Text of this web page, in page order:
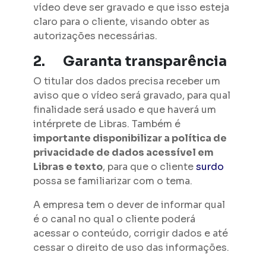
vídeo deve ser gravado e que isso esteja
claro para o cliente, visando obter as
autorizações necessárias.
2. Garanta transparência
O titular dos dados precisa receber um
aviso que o vídeo será gravado, para qual
finalidade será usado e que haverá um
intérprete de Libras. Também é
importante disponibilizar a política de
privacidade de dados acessível em
Libras e texto, para que o clientesurdo
possa se familiarizar com o tema.
A empresa tem o dever de informar qual
é o canal no qual o cliente poderá
acessar o conteúdo, corrigir dados e até
cessar o direito de uso das informações.